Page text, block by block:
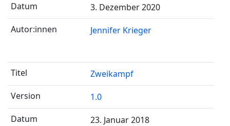
3. Dezember 2020
Jennifer Krieger
Zweikampf
1.0
23. Januar 2018